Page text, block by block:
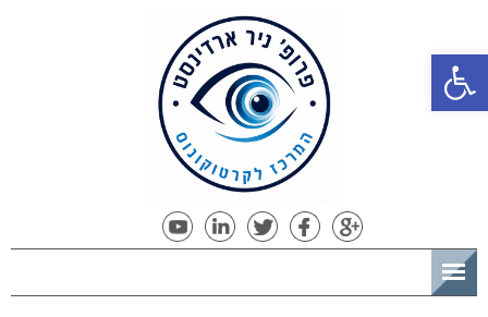
פתח סרגל נגישות